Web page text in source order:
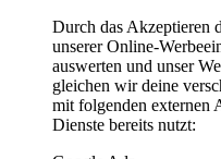
Durch das Akzeptieren
unserer Online-
auswerten und unser
gleichen wir deine
mit folgenden externen
Dienste bereits nutzt: